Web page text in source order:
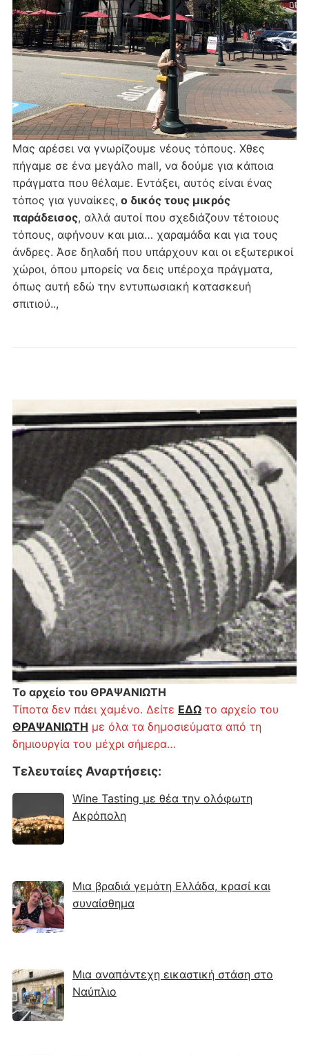
Το αρχείο του ΘΡΑΨΑΝΙΩΤΗ
Τίποτα δεν πάει χαμένο. Δείτε ΕΔΩτο αρχείο του
ΘΡΑΨΑΝΙΩΤΗ με όλα τα δημοσιεύματα από τη
δημιουργία του μέχρι σήμερα…
Τελευταίες Αναρτήσεις:
Wine Tasting με θέα την ολόφωτη
Ακρόπολη
Μια βραδιά γεμάτη Ελλάδα, κρασί και
συναίσθημα
Μια αναπάντεχη εικαστική στάση στο
Ναύπλιο
Μας αρέσει να γνωρίζουμε νέους τόπους. Χθες
πήγαμε σε ένα μεγάλο mall, να δούμε για κάποια
πράγματα που θέλαμε. Εντάξει, αυτός είναι ένας
τόπος για γυναίκες, ο δικός τους μικρός
παράδεισος, αλλά αυτοί που σχεδιάζουν τέτοιους
τόπους, αφήνουν και μια… χαραμάδα και για τους
άνδρες. Άσε δηλαδή που υπάρχουν και οι εξωτερικοί
χώροι, όπου μπορείς να δεις υπέροχα πράγματα,
όπως αυτή εδώ την εντυπωσιακή κατασκευή
σπιτιού..,